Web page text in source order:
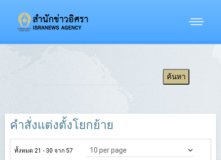
คำสั่งแต่งตั้งโยกย้าย
ทั้งหมด 21 - 30 จาก 57